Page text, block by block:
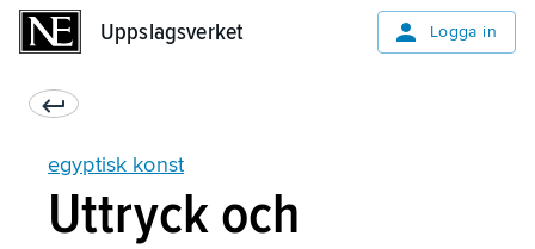
Uppslagsverket Logga in
egyptisk konst
Uttryck och